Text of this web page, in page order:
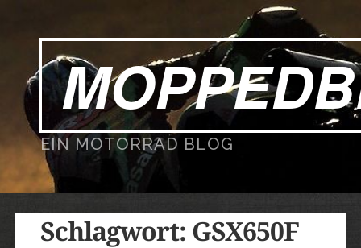
EIN MOTORRAD BLOG
Schlagwort: GSX650F